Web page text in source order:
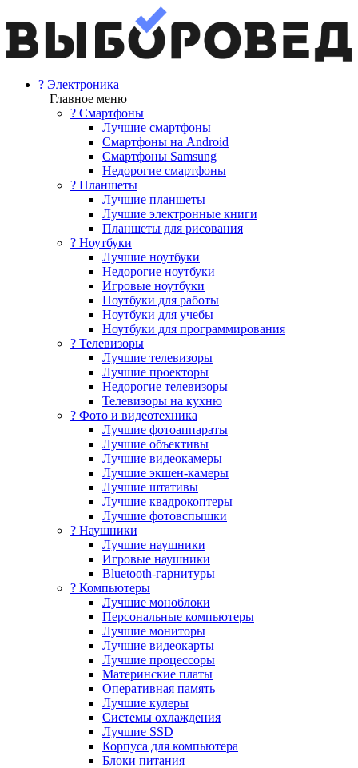
? Электроника
Главное меню
? Смартфоны
Лучшие смартфоны
Смартфоны на Android
Смартфоны Samsung
Недорогие смартфоны
? Планшеты
Лучшие планшеты
Лучшие электронные книги
Планшеты для рисования
? Ноутбуки
Лучшие ноутбуки
Недорогие ноутбуки
Игровые ноутбуки
Ноутбуки для работы
Ноутбуки для учебы
Ноутбуки для программирования
? Телевизоры
Лучшие телевизоры
Лучшие проекторы
Недорогие телевизоры
Телевизоры на кухню
? Фото и видеотехника
Лучшие фотоаппараты
Лучшие объективы
Лучшие видеокамеры
Лучшие экшен-камеры
Лучшие штативы
Лучшие квадрокоптеры
Лучшие фотовспышки
? Наушники
Лучшие наушники
Игровые наушники
Bluetooth-гарнитуры
?️ Компьютеры
Лучшие моноблоки
Персональные компьютеры
Лучшие мониторы
Лучшие видеокарты
Лучшие процессоры
Материнские платы
Оперативная память
Лучшие кулеры
Системы охлаждения
Лучшие SSD
Корпуса для компьютера
Блоки питания